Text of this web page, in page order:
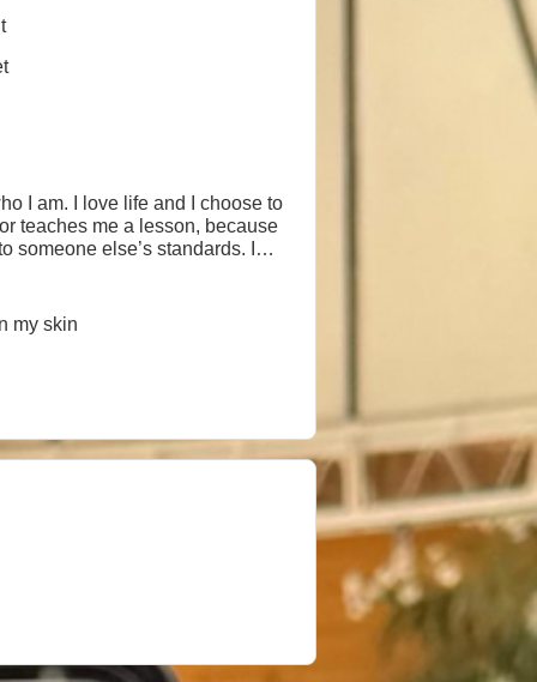
I am. I love life and I choose to
teaches me a lesson, because
my skin